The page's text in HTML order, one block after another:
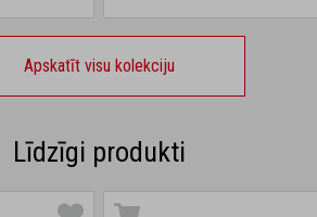
Apskatīt visu kolekciju
Līdzīgi produkti